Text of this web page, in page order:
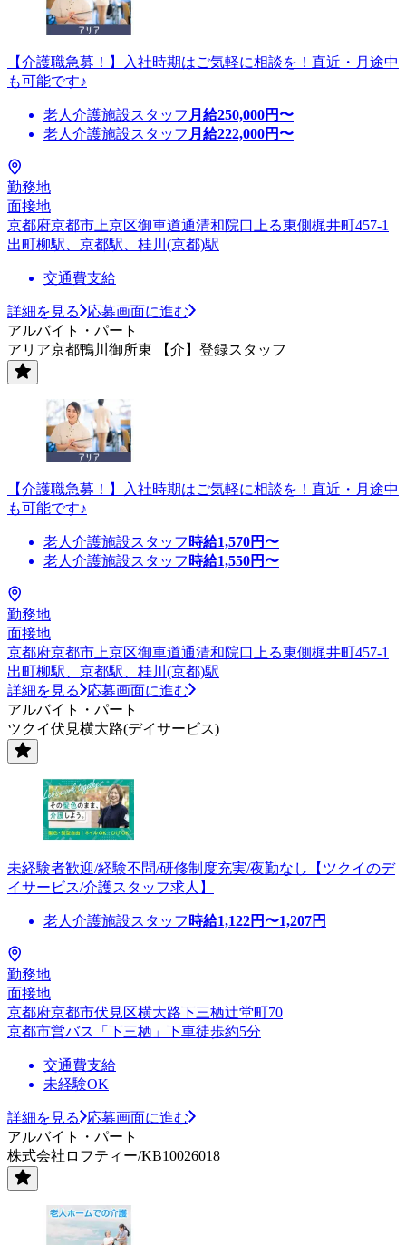
【介護職急募！】入社時期はご気軽に相談を！直近・月途中
も可能です♪
老人介護施設スタッフ 月給250,000円〜
老人介護施設スタッフ 月給222,000円〜
勤務地
面接地
京都府京都市上京区御車道通清和院口上る東側梶井町457-1
出町柳駅、京都駅、桂川(京都)駅
交通費支給
詳細を見る
応募画面に進む
アルバイト・パート
アリア京都鴨川御所東 【介】登録スタッフ
【介護職急募！】入社時期はご気軽に相談を！直近・月途中
も可能です♪
老人介護施設スタッフ 時給1,570円〜
老人介護施設スタッフ 時給1,550円〜
勤務地
面接地
京都府京都市上京区御車道通清和院口上る東側梶井町457-1
出町柳駅、京都駅、桂川(京都)駅
詳細を見る
応募画面に進む
アルバイト・パート
ツクイ伏見横大路(デイサービス)
未経験者歓迎/経験不問/研修制度充実/夜勤なし【ツクイのデ
イサービス/介護スタッフ求人】
老人介護施設スタッフ 時給1,122円〜1,207円
勤務地
面接地
京都府京都市伏見区横大路下三栖辻堂町70
京都市営バス「下三栖」下車徒歩約5分
交通費支給
未経験OK
詳細を見る
応募画面に進む
アルバイト・パート
株式会社ロフティー/KB10026018